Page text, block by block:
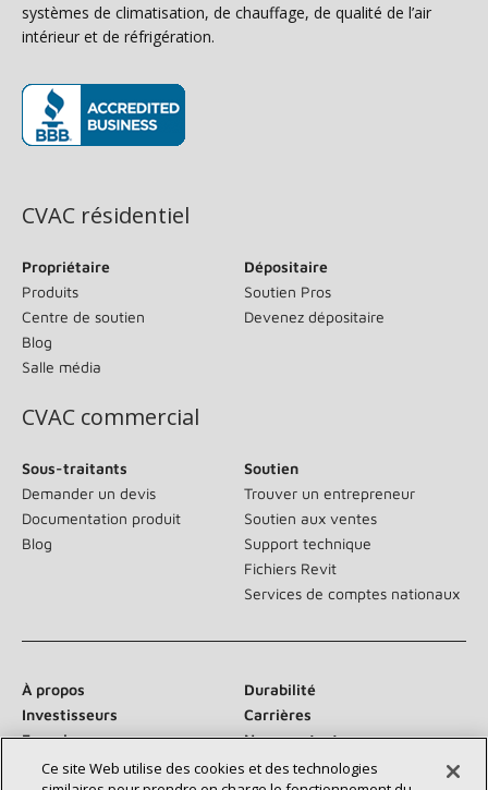
systèmes de climatisation, de chauffage, de qualité de l’air
intérieur et de réfrigération.
CVAC résidentiel
Propriétaire
Produits
Centre de soutien
Blog
Salle média
Dépositaire
Soutien Pros
Devenez dépositaire
CVAC commercial
Sous-traitants
Demander un devis
Documentation produit
Blog
Soutien
Trouver un entrepreneur
Soutien aux ventes
Support technique
Fichiers Revit
Services de comptes nationaux
À propos
Durabilité
Investisseurs
Carrières
Fournisseurs
Nous contacter
Salle de presse
Ce site Web utilise des cookies et des technologies